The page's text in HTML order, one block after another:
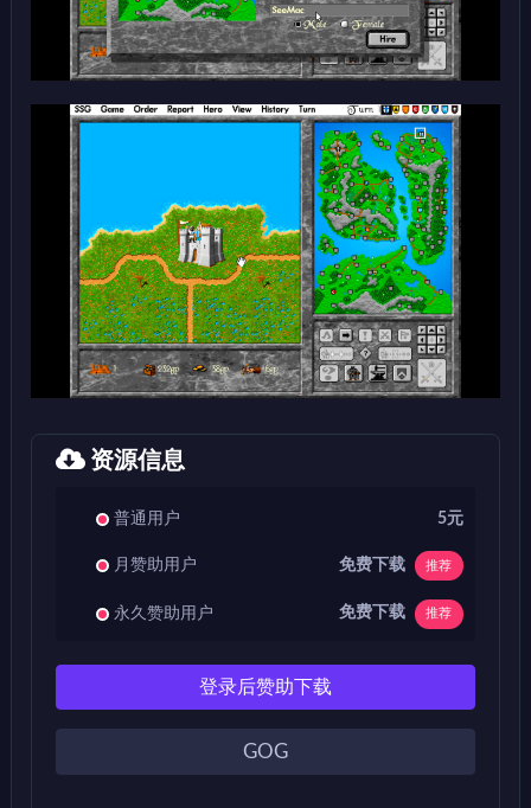
资源信息
普通用户 5元
月赞助用户 免费下载 推荐
永久赞助用户 免费下载 推荐
登录后赞助下载
GOG